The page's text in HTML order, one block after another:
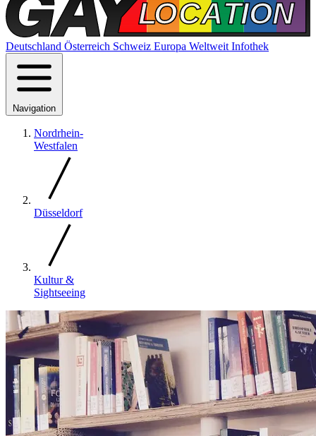
Deutschland Österreich Schweiz Europa Weltweit Infothek
Navigation
Nordrhein-
Westfalen
Düsseldorf
Kultur &
Sightseeing